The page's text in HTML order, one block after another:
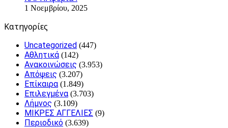
1 Νοεμβρίου, 2025
Kατηγορίες
Uncategorized (447)
Αθλητικά (142)
Ανακοινώσεις (3.953)
Απόψεις (3.207)
Επίκαιρα (1.849)
Επιλεγμένα (3.703)
Λήμνος (3.109)
ΜΙΚΡΕΣ ΑΓΓΕΛΙΕΣ (9)
Περιοδικό (3.639)